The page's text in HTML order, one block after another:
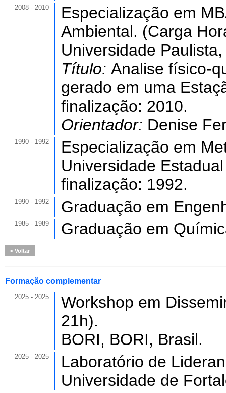
2008 - 2010
Especialização em
Ambiental. (Carga
Universidade
Título: Analise físico-
gerado em uma
finalização: 2010.
Orientador: Denise
1990 - 1992
Especialização em
Universidade
finalização: 1992.
1990 - 1992 Graduação em
1985 - 1989 Graduação em
Voltar
Formação complementar
2025 - 2025
Workshop em
21h).
BORI, BORI, Brasil.
2025 - 2025
Laboratório de
Universidade de